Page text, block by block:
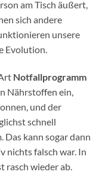
am Tisch äußert,
sich andere
unsere
Evolution.
Notfallprogramm
Nährstoffen ein,
und der
schnell
Das kann sogar dann
nichts falsch war. In
rasch wieder ab.